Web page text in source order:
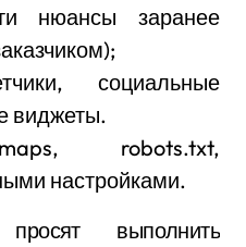
нюансы заранее
социальные
виджеты.
robots.txt,
настройками.
выполнить